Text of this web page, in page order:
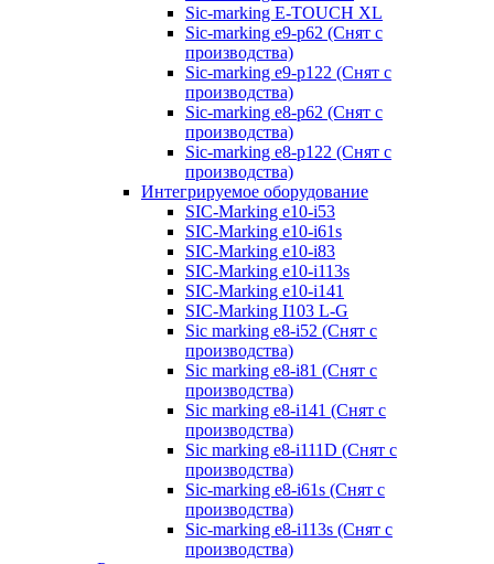
Sic-marking E-TOUCH XL
Sic-marking e9-p62 (Снят с
производства)
Sic-marking e9-p122 (Снят с
производства)
Sic-marking e8-p62 (Снят с
производства)
Sic-marking e8-p122 (Снят с
производства)
Интегрируемое оборудование
SIC-Marking e10-i53
SIC-Marking e10-i61s
SIC-Marking e10-i83
SIC-Marking e10-i113s
SIC-Marking e10-i141
SIC-Marking I103 L-G
Sic marking e8-i52 (Снят с
производства)
Sic marking e8-i81 (Снят с
производства)
Sic marking e8-i141 (Снят с
производства)
Sic marking e8-i111D (Снят с
производства)
Sic-marking e8-i61s (Снят с
производства)
Sic-marking e8-i113s (Снят с
производства)